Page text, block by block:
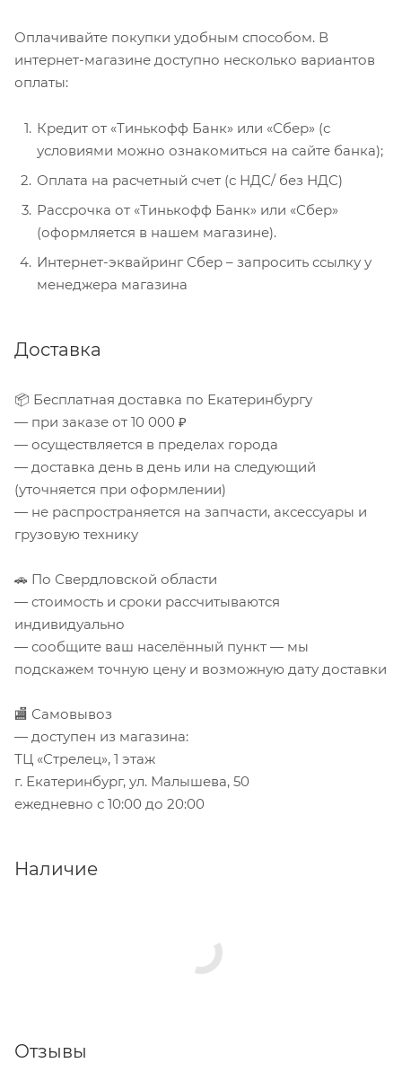
Оплачивайте покупки удобным способом. В
интернет-магазине доступно несколько вариантов
оплаты:
Кредит от «Тинькофф Банк» или «Сбер» (с
условиями можно ознакомиться на сайте банка);
Оплата на расчетный счет (с НДС/ без НДС)
Рассрочка от «Тинькофф Банк» или «Сбер»
(оформляется в нашем магазине).
Интернет-эквайринг Сбер – запросить ссылку у
менеджера магазина
Доставка
📦 Бесплатная доставка по Екатеринбургу
— при заказе от 10 000 ₽
— осуществляется в пределах города
— доставка день в день или на следующий
(уточняется при оформлении)
— не распространяется на запчасти, аксессуары и
грузовую технику
🚗 По Свердловской области
— стоимость и сроки рассчитываются
индивидуально
— сообщите ваш населённый пункт — мы
подскажем точную цену и возможную дату доставки
🏬 Самовывоз
— доступен из магазина:
ТЦ «Стрелец», 1 этаж
г. Екатеринбург, ул. Малышева, 50
ежедневно с 10:00 до 20:00
Наличие
Отзывы